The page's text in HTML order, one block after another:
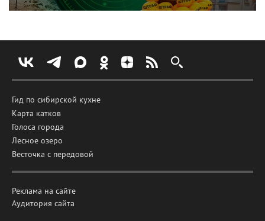
Гид по сибирской кухне
Карта катков
Голоса города
Лесное озеро
Весточка с передовой
Реклама на сайте
Аудитория сайта